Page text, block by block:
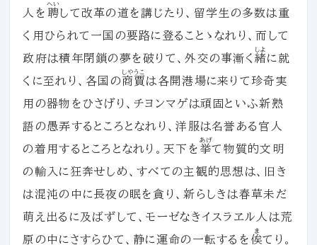
人を 聘
へい
して改革の道を講じたり、留学生の多数は重
く用ひられて一国の要路に登ることゝなれり、而して
政府は積年閉鎖の夢を破りて、外交の事漸く 緒
しよ
に就
くに至れり、各国の商賈
しやうこ
は各開港場に来りて珍奇実
用の器物をひさげり、チヨンマゲは頑固といふ新熟
語の愚弄するところとなれり、洋服は名誉ある官人
の着用するところとなれり。天下を 挙
あげ
て物質的文明
の輸入に狂奔せしめ、すべての主観的思想は、旧き
は混沌の中に長夜の眠を貪り、新らしきは春草未だ
萌え出るに及ばずして、モーゼなきイスラヱル人は荒
原の中にさすらひて、静に運命の一転するを 俟
ま
てり。